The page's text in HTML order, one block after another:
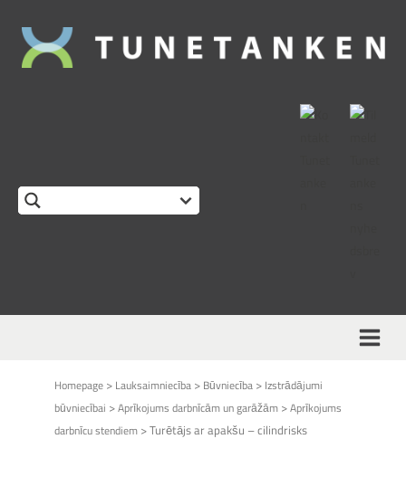
Homepage > Lauksaimniecība > Būvniecība > Izstrādājumi
būvniecībai >Aprīkojums darbnīcām un garāžām >Aprīkojums
darbnīcu stendiem >Turētājs ar apakšu – cilindrisks